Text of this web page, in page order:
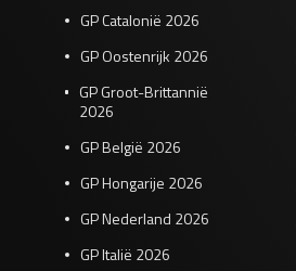
GP Catalonië 2026
GP Oostenrijk 2026
GP Groot-Brittannië
2026
GP België 2026
GP Hongarije 2026
GP Nederland 2026
GP Italië 2026